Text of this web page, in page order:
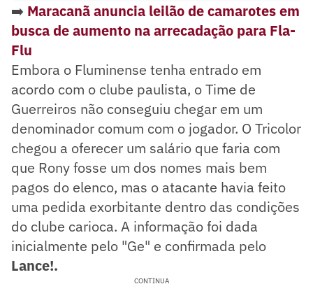
➡️ Maracanã anuncia leilão de camarotes em
busca de aumento na arrecadação para Fla-
Flu
Embora o Fluminense tenha entrado em
acordo com o clube paulista, o Time de
Guerreiros não conseguiu chegar em um
denominador comum com o jogador. O Tricolor
chegou a oferecer um salário que faria com
que Rony fosse um dos nomes mais bem
pagos do elenco, mas o atacante havia feito
uma pedida exorbitante dentro das condições
do clube carioca. A informação foi dada
inicialmente pelo "Ge" e confirmada pelo
Lance!.
CONTINUA